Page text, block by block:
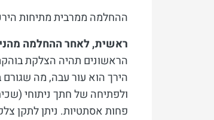
ההחלמה ממרבית מתיחות
ראשית, לאחר ההחלמה
הראשונים תהיה הצלקת
הירך הוא עור עבה, מה שגורם
ולפתיחה של חתך ניתוחי
פחות אסתטיות. ניתן לתקן